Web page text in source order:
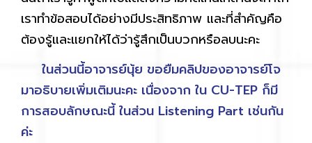
เราทำข้อสอบได้อย่างมีประสิทธิภาพ และที่สำคัญคือ
ต้องรู้และแยกให้ได้ว่ารู้สึกเป็นบวกหรือลบนะคะ
ในส่วนนี้อาจารย์นุ้ย ขอยืมคลิปของอาจารย์โจ
มาอธิบายเพิ่มเติมนะคะ เนื่องจาก ใน CU-TEP ก็มี
การสอบลักษณะนี้ ในส่วน Listening Part เช่นกัน
ค่ะ